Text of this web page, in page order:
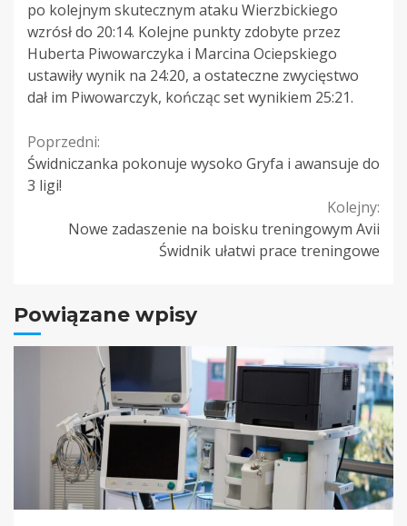
po kolejnym skutecznym ataku Wierzbickiego
wzrósł do 20:14. Kolejne punkty zdobyte przez
Huberta Piwowarczyka i Marcina Ociepskiego
ustawiły wynik na 24:20, a ostateczne zwycięstwo
dał im Piwowarczyk, kończąc set wynikiem 25:21.
Continue
Reading
Poprzedni:
Świdniczanka pokonuje wysoko Gryfa i awansuje do
3 ligi!
Kolejny:
Nowe zadaszenie na boisku treningowym Avii
Świdnik ułatwi prace treningowe
Powiązane wpisy